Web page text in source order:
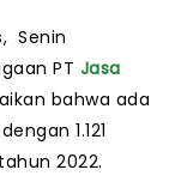
Senin
PT Jasa
bahwa ada
1.121
2022.